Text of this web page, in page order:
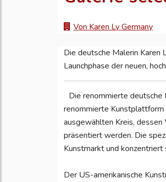
Von Karen Ly Germany
Die deutsche Malerin Karen
Launchphase der neuen,
Die renommierte deutsche
renommierte Kunstplattform
ausgewählten Kreis,
präsentiert werden. Die
Kunstmarkt und konzentriert
​Der US-amerikanische